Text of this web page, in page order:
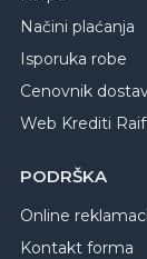
Načini plaćanja
Isporuka robe
Cenovnik
Web Krediti
PODRŠKA
Online
Kontakt forma